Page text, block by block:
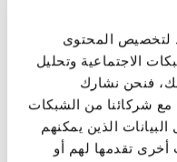
لتخصيص المحتوى
الاجتماعية وتحليل
فنحن نشارك
شركائنا من الشبكات
الذين يمكنهم
تقدمها لهم أو